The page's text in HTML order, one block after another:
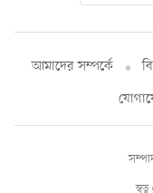
আমাদের সম্পর্কে